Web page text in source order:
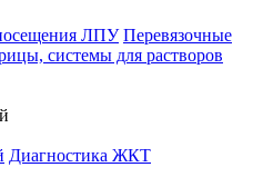
ЛПУ Перевязочные
системы для растворов
Диагностика ЖКТ